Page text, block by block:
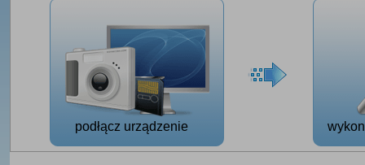
podłącz urządzenie